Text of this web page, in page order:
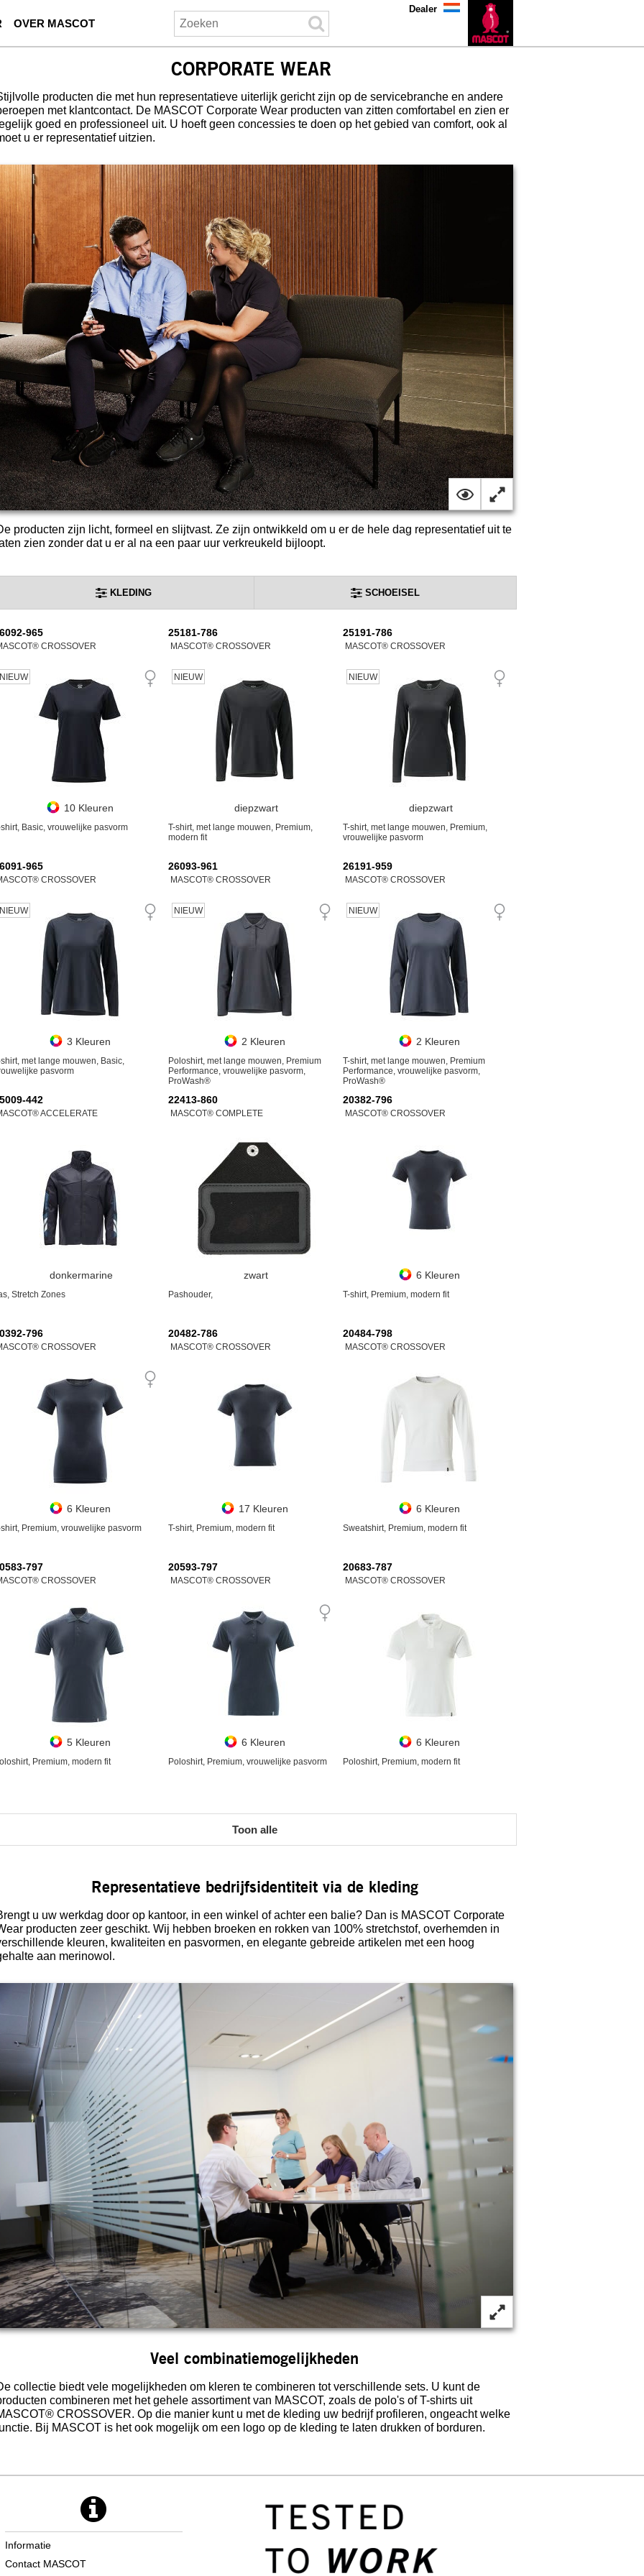
OVER MASCOT
Dealer
CORPORATE WEAR
producten die met hun representatieve uiterlijk gericht zijn op de servicebranche en andere
met klantcontact. De MASCOT Corporate Wear producten van zitten comfortabel en zien er
goed en professioneel uit. U hoeft geen concessies te doen op het gebied van comfort, ook al
u er representatief uitzien.
producten zijn licht, formeel en slijtvast. Ze zijn ontwikkeld om u er de hele dag representatief uit te
zien zonder dat u er al na een paar uur verkreukeld bijloopt.
KLEDING SCHOEISEL
965
CROSSOVER
NIEUW
10 Kleuren
shirt, Basic, vrouwelijke pasvorm
25181-786
MASCOT® CROSSOVER
NIEUW
diepzwart
T-shirt, met lange mouwen, Premium,
modern fit
25191-786
MASCOT® CROSSOVER
NIEUW
diepzwart
T-shirt, met lange mouwen, Premium,
vrouwelijke pasvorm
965
CROSSOVER
NIEUW
3 Kleuren
shirt, met lange mouwen, Basic,
pasvorm
26093-961
MASCOT® CROSSOVER
NIEUW
2 Kleuren
Poloshirt, met lange mouwen, Premium
Performance, vrouwelijke pasvorm,
ProWash®
26191-959
MASCOT® CROSSOVER
NIEUW
2 Kleuren
T-shirt, met lange mouwen, Premium
Performance, vrouwelijke pasvorm,
ProWash®
442
ACCELERATE
donkermarine
Stretch Zones
22413-860
MASCOT® COMPLETE
zwart
Pashouder,
20382-796
MASCOT® CROSSOVER
6 Kleuren
T-shirt, Premium, modern fit
796
CROSSOVER
6 Kleuren
shirt, Premium, vrouwelijke pasvorm
20482-786
MASCOT® CROSSOVER
17 Kleuren
T-shirt, Premium, modern fit
20484-798
MASCOT® CROSSOVER
6 Kleuren
Sweatshirt, Premium, modern fit
797
CROSSOVER
5 Kleuren
Premium, modern fit
20593-797
MASCOT® CROSSOVER
6 Kleuren
Poloshirt, Premium, vrouwelijke pasvorm
20683-787
MASCOT® CROSSOVER
6 Kleuren
Poloshirt, Premium, modern fit
Toon alle
Representatieve bedrijfsidentiteit via de kleding
u uw werkdag door op kantoor, in een winkel of achter een balie? Dan is MASCOT Corporate
producten zeer geschikt. Wij hebben broeken en rokken van 100% stretchstof, overhemden in
kleuren, kwaliteiten en pasvormen, en elegante gebreide artikelen met een hoog
aan merinowol.
Veel combinatiemogelijkheden
collectie biedt vele mogelijkheden om kleren te combineren tot verschillende sets. U kunt de
combineren met het gehele assortiment van MASCOT, zoals de polo's of T-shirts uit
CROSSOVER. Op die manier kunt u met de kleding uw bedrijf profileren, ongeacht welke
Bij MASCOT is het ook mogelijk om een logo op de kleding te laten drukken of borduren.
Informatie
Contact MASCOT